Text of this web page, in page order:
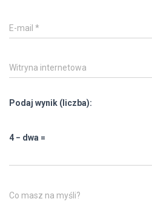
E-mail *
Witryna internetowa
Podaj wynik (liczba):
4 − dwa =
Co masz na myśli?